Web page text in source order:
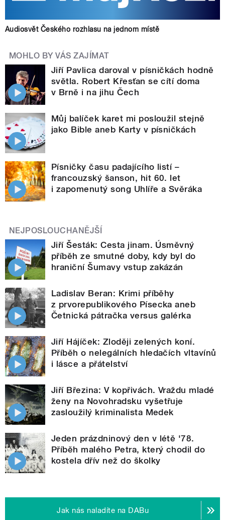
Audiosvět Českého rozhlasu na jednom místě
MOHLO BY VÁS ZAJÍMAT
Jiří Pavlica daroval v písničkách hodně
světla. Robert Křesťan se cítí doma
v Brně i na jihu Čech
Můj balíček karet mi posloužil stejně
jako Bible aneb Karty v písničkách
Písničky času padajícího listí –
francouzský šanson, hit 60. let
i zapomenutý song Uhlíře a Svěráka
NEJPOSLOUCHANĚJŠÍ
Jiří Šesták: Cesta jinam. Úsměvný
příběh ze smutné doby, kdy byl do
hraniční Šumavy vstup zakázán
Ladislav Beran: Krimi příběhy
z prvorepublikového Písecka aneb
Četnická pátračka versus galérka
Jiří Hájíček: Zloději zelených koní.
Příběh o nelegálních hledačích vltavínů
i lásce a přátelství
Jiří Březina: V kopřivách. Vraždu mladé
ženy na Novohradsku vyšetřuje
zasloužilý kriminalista Medek
Jeden prázdninový den v létě '78.
Příběh malého Petra, který chodil do
kostela dřív než do školky
Jak nás naladíte na DABu